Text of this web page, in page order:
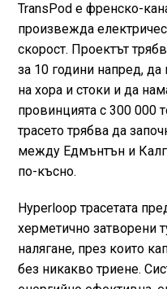
TransPod е френско-
произвежда
скорост. Проектът
за 10 години напред,
на хора и стоки и да
провинцията с 300 000
трасето трябва да
между Едмънтън и
по-късно.
Hyperloop трасетата
херметично затворени
налягане, през които
без никакво триене.